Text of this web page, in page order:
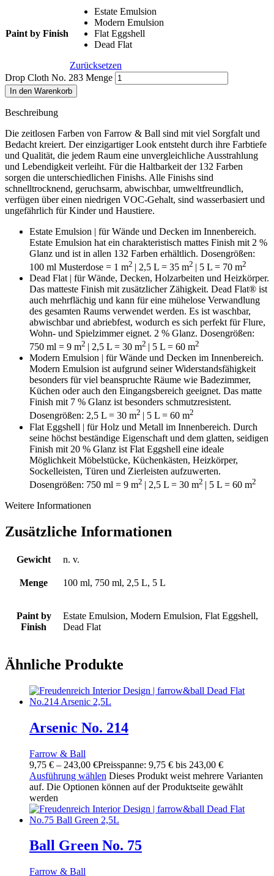
Paint by Finish
Estate Emulsion
Modern Emulsion
Flat Eggshell
Dead Flat
Zurücksetzen
Drop Cloth No. 283 Menge
In den Warenkorb
Beschreibung
Die zeitlosen Farben von Farrow & Ball sind mit viel Sorgfalt und
Bedacht kreiert. Der einzigartiger Look entsteht durch ihre Farbtiefe
und Qualität, die jedem Raum eine unvergleichliche Ausstrahlung
und Lebendigkeit verleiht. Für die Haltbarkeit der 132 Farben
sorgen die unterschiedlichen Finishs. Alle Finishs sind
schnelltrocknend, geruchsarm, abwischbar, umweltfreundlich,
verfügen über einen niedrigen VOC-Gehalt, sind wasserbasiert und
ungefährlich für Kinder und Haustiere.
Estate Emulsion | für Wände und Decken im Innenbereich.
Estate Emulsion hat ein charakteristisch mattes Finish mit 2 %
Glanz und ist in allen 132 Farben erhältlich. Dosengrößen:
100 ml Musterdose = 1 m2 | 2,5 L = 35 m2 | 5 L = 70 m2
Dead Flat | für Wände, Decken, Holzarbeiten und Heizkörper.
Das matteste Finish mit zusätzlicher Zähigkeit. Dead Flat® ist
auch mehrflächig und kann für eine mühelose Verwandlung
des gesamten Raums verwendet werden. Es ist waschbar,
abwischbar und abriebfest, wodurch es sich perfekt für Flure,
Wohn- und Spielzimmer eignet. 2 % Glanz. Dosengrößen:
750 ml = 9 m2 | 2,5 L = 30 m2 | 5 L = 60 m2
Modern Emulsion | für Wände und Decken im Innenbereich.
Modern Emulsion ist aufgrund seiner Widerstandsfähigkeit
besonders für viel beanspruchte Räume wie Badezimmer,
Küchen oder auch den Eingangsbereich geeignet. Das matte
Finish mit 7 % Glanz ist besonders schmutzresistent.
Dosengrößen: 2,5 L = 30 m2 | 5 L = 60 m2
Flat Eggshell | für Holz und Metall im Innenbereich. Durch
seine höchst beständige Eigenschaft und dem glatten, seidigen
Finish mit 20 % Glanz ist Flat Eggshell eine ideale
Möglichkeit Möbelstücke, Küchenkästen, Heizkörper,
Sockelleisten, Türen und Zierleisten aufzuwerten.
Dosengrößen: 750 ml = 9 m2 | 2,5 L = 30 m2 | 5 L = 60 m2
Weitere Informationen
Zusätzliche Informationen
Gewicht n. v.
Menge 100 ml, 750 ml, 2,5 L, 5 L
Paint by
Finish
Estate Emulsion, Modern Emulsion, Flat Eggshell,
Dead Flat
Ähnliche Produkte
Arsenic No. 214
Farrow & Ball
9,75 € – 243,00 €Preisspanne: 9,75 € bis 243,00 €
Ausführung wählen Dieses Produkt weist mehrere Varianten
auf. Die Optionen können auf der Produktseite gewählt
werden
Ball Green No. 75
Farrow & Ball